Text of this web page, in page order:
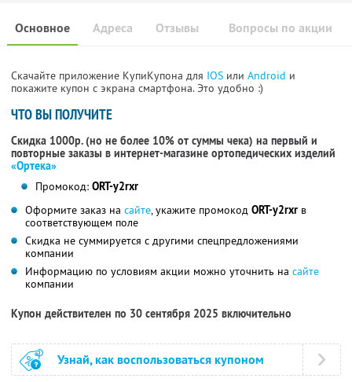
Основное Отзывы Вопросы по акции
Адреса
Скачайте приложение КупиКупона для IOS или Android и
покажите купон с экрана смартфона. Это удобно :)
ЧТО ВЫ ПОЛУЧИТЕ
Скидка 1000р. (но не более 10% от суммы чека) на первый и
повторные заказы в интернет-магазине ортопедических изделий
«Ортека»
Промокод: ORT-y2rxr
Оформите заказ на сайте, укажите промокод ORT-y2rxr в
соответствующем поле
Скидка не суммируется с другими спецпредложениями
компании
Информацию по условиям акции можно уточнить на сайте
компании
Купон действителен по 30 сентября 2025 включительно
Узнай, как воспользоваться купоном